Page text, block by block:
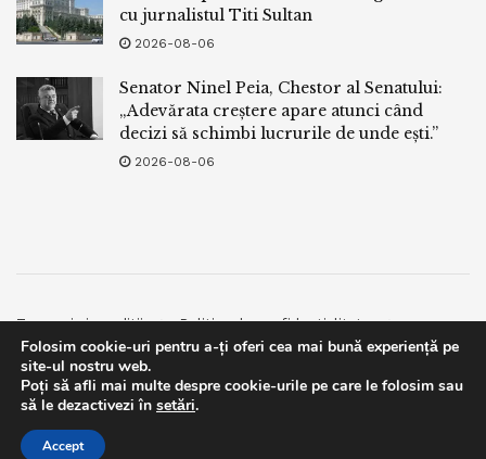
cu jurnalistul Titi Sultan
2026-08-06
Senator Ninel Peia, Chestor al Senatului:
„Adevărata creștere apare atunci când
decizi să schimbi lucrurile de unde ești.”
2026-08-06
Termeni si conditii
Politica de confidentialitate
Facebook
Contact
© 2019bpnews- Business & Politics Newsbpnews.
Folosim cookie-uri pentru a-ți oferi cea mai bună experiență pe
site-ul nostru web.
Poți să afli mai multe despre cookie-urile pe care le folosim sau
să le dezactivezi în setări.
Accept
This website uses GDPR cookies. By continuing to use this
website you are giving consent to cookies being used. Visit our
Privacy and Cookie Policy